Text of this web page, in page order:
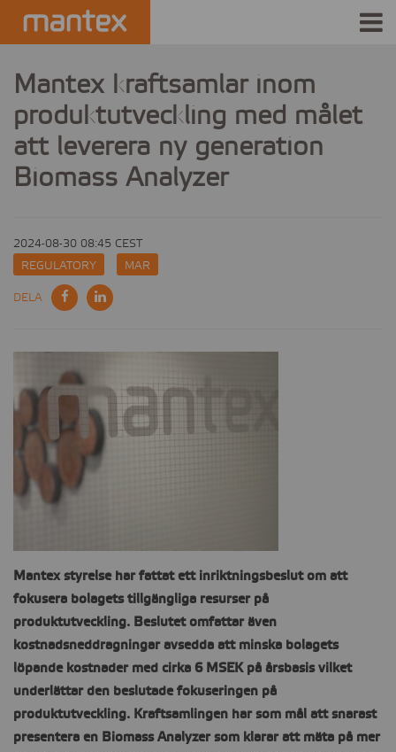
PRODUCTS
HOW IT WORKS
EVENTS
ABOUT US
PRESS
CONTACT
Mantex kraftsamlar inom
produktutveckling med målet
att leverera ny generation
Biomass Analyzer
2024-08-30 08:45 CEST
REGULATORY
MAR
DELA
Mantex styrelse har fattat ett inriktningsbeslut om att
fokusera bolagets tillgängliga resurser på
produktutveckling. Beslutet omfattar även
kostnadsneddragningar avsedda att minska bolagets
löpande kostnader med cirka 6 MSEK på årsbasis vilket
underlättar den beslutade fokuseringen på
produktutveckling. Kraftsamlingen har som mål att snarast
presentera en Biomass Analyzer som klarar att mäta på mer